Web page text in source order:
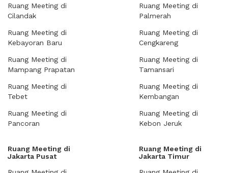
Ruang Meeting di
Cilandak
Ruang Meeting di
Kebayoran Baru
Ruang Meeting di
Mampang Prapatan
Ruang Meeting di
Tebet
Ruang Meeting di
Pancoran
Ruang Meeting di
Palmerah
Ruang Meeting di
Cengkareng
Ruang Meeting di
Tamansari
Ruang Meeting di
Kembangan
Ruang Meeting di
Kebon Jeruk
Ruang Meeting di
Jakarta Pusat
Ruang Meeting di
Jakarta Timur